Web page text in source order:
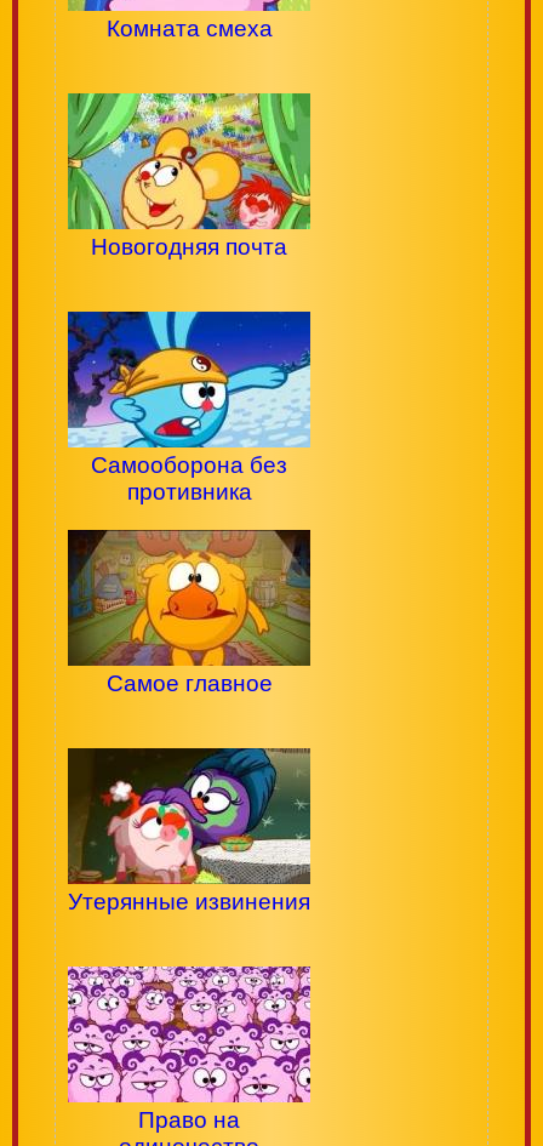
Комната смеха
Новогодняя почта
Самооборона без
противника
Самое главное
Утерянные извинения
Право на